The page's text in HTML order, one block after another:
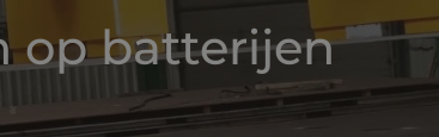
op batterijen